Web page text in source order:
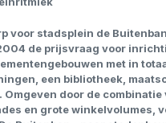
voor stadsplein de
de prijsvraag voor
met in
een bibliotheek,
Omgeven door de
en grote winkelvolumes,